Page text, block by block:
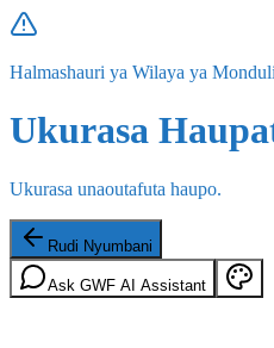
Halmashauri ya Wilaya ya Monduli
Ukurasa
Ukurasa unaoutafuta haupo.
Rudi Nyumbani
Ask GWF AI Assistant